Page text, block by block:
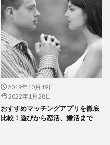
2019年10月19日
2022年1月28日
おすすめマッチングアプリを徹底
比較！遊びから恋活、婚活まで